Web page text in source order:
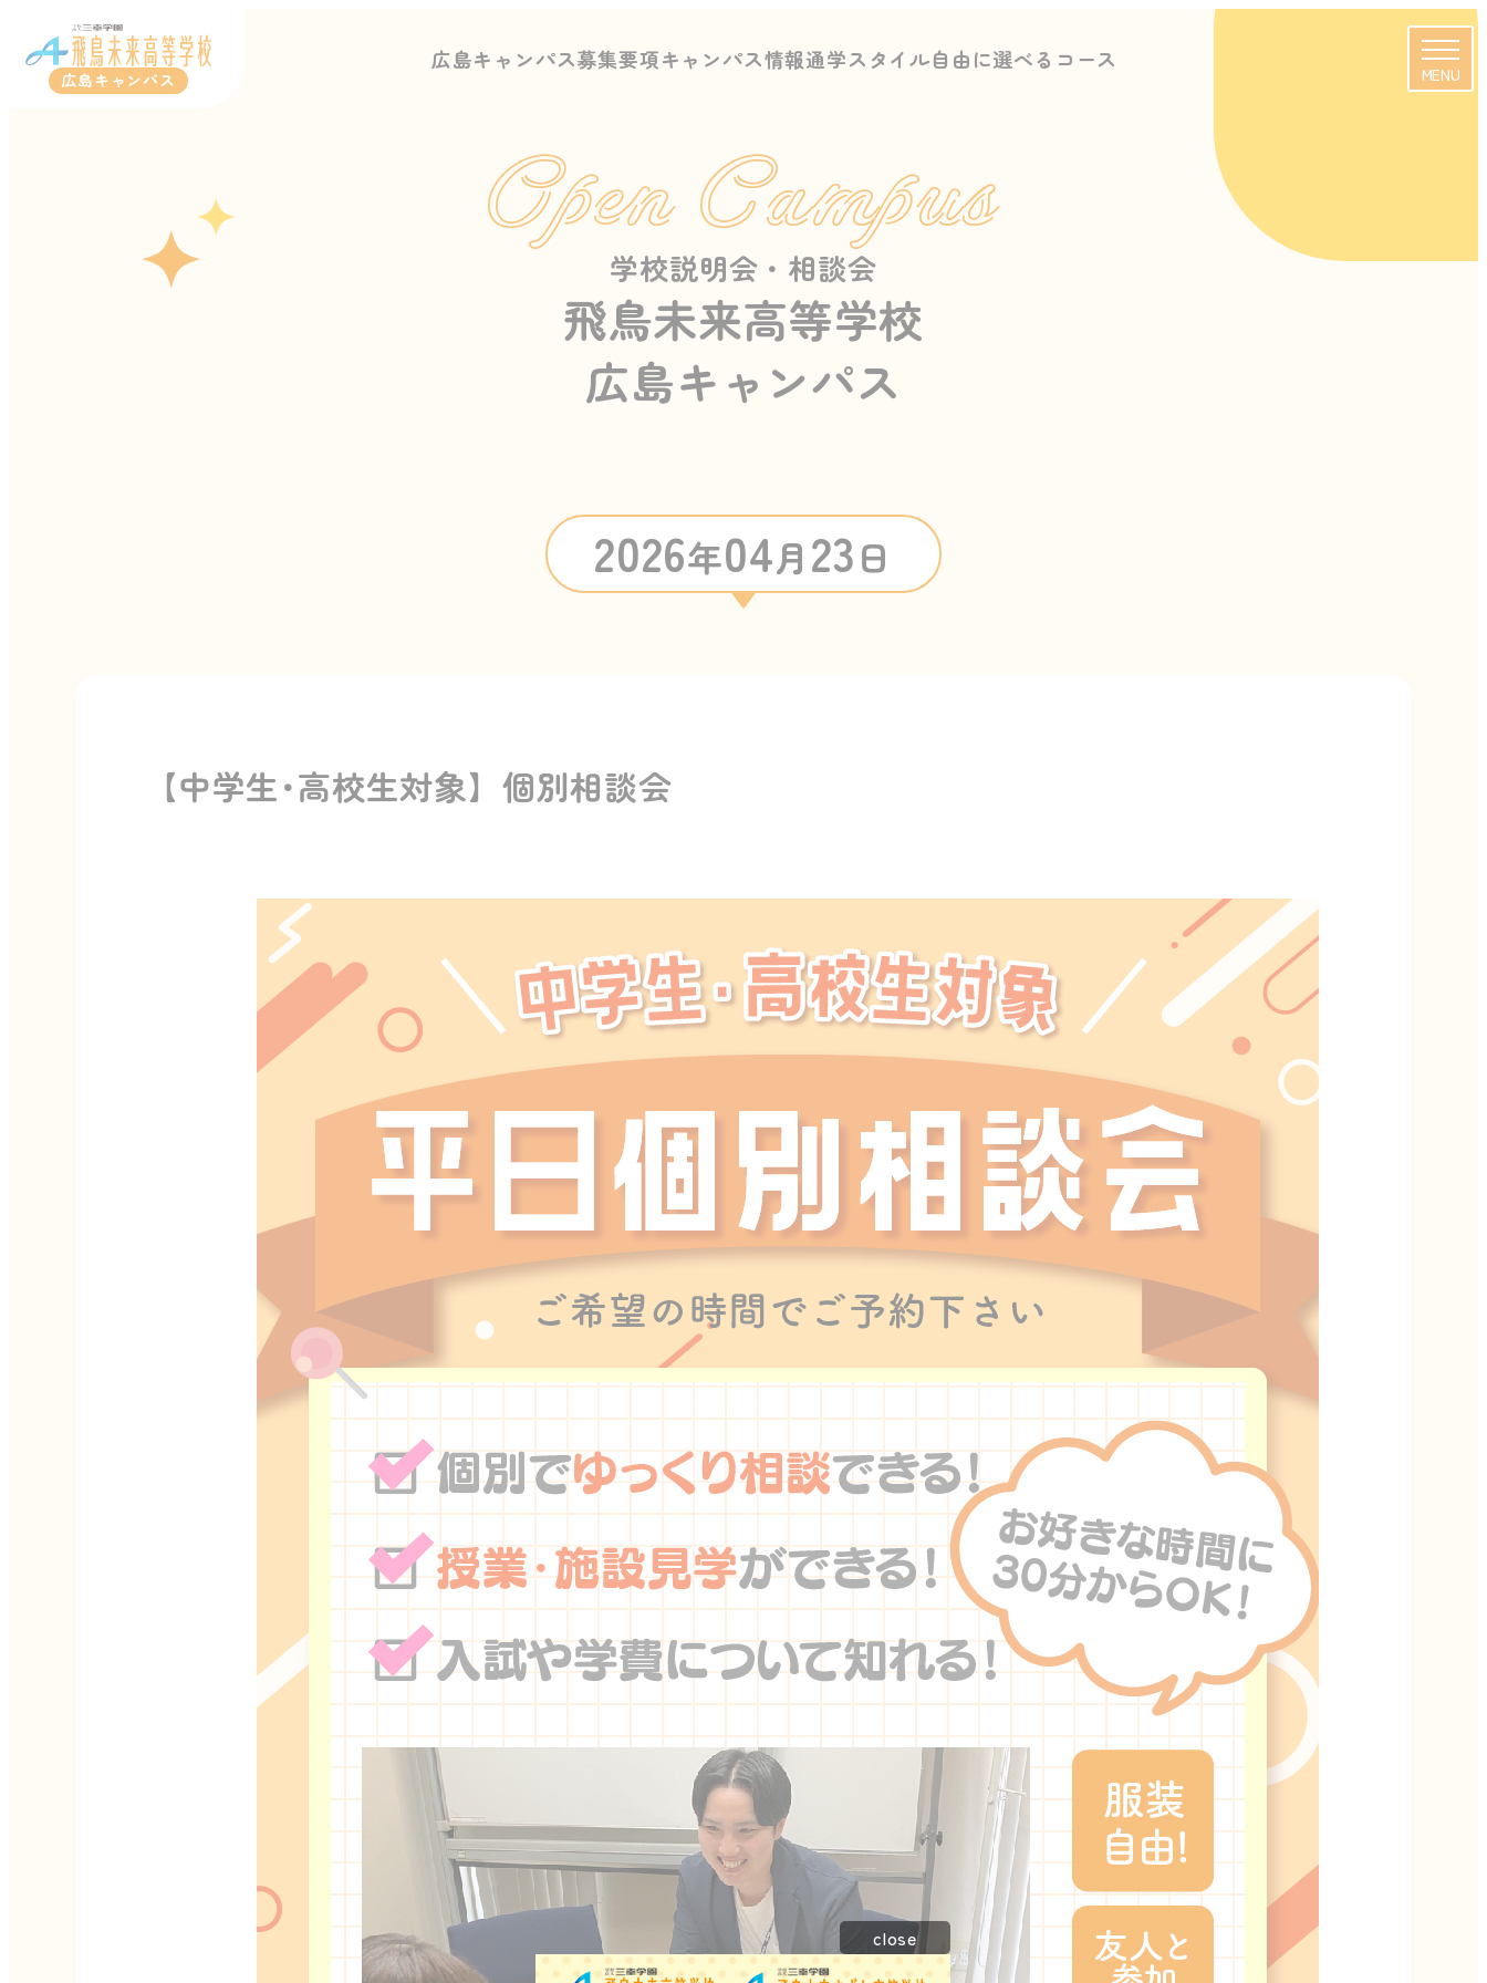
広島キャンパス
広島キャンパス募集要項キャンパス情報通学スタイル自由に選べるコース
MENU
Open Campus
学校説明会・相談会
飛鳥未来高等学校
広島キャンパス
2026年04月23日
【中学生･高校生対象】個別相談会
close